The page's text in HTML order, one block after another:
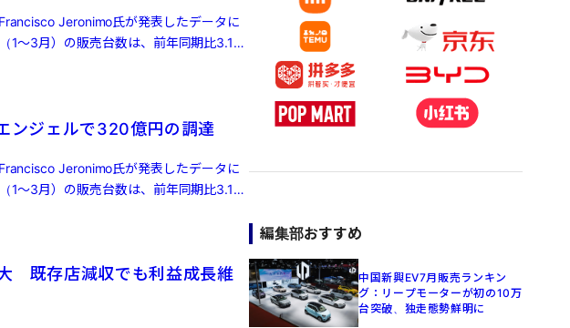
Jeronimo氏が発表したデータに
1～3月）の販売台数は、前年同期比3.1%
ンジェルで320億円の調達
Jeronimo氏が発表したデータに
1～3月）の販売台数は、前年同期比3.1%
既存店減収でも利益成長維
編集部おすすめ
中国新興EV7月販売ランキン
グ：リープモーターが初の10万
台突破、独走態勢鮮明に